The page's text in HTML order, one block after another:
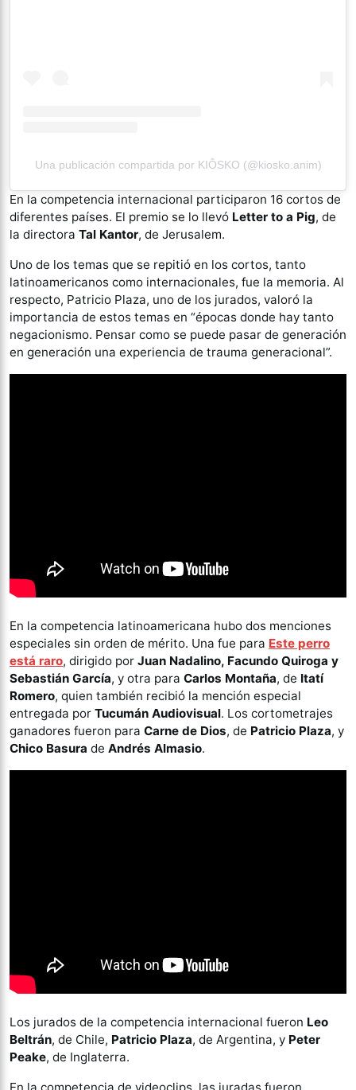
Una publicación compartida por KIÔSKO (@kiosko.anim)
En la competencia internacional participaron 16 cortos de
diferentes países. El premio se lo llevó Letter to a Pig, de
la directora Tal Kantor, de Jerusalem.
Uno de los temas que se repitió en los cortos, tanto
latinoamericanos como internacionales, fue la memoria. Al
respecto, Patricio Plaza, uno de los jurados, valoró la
importancia de estos temas en “épocas donde hay tanto
negacionismo. Pensar como se puede pasar de generación
en generación una experiencia de trauma generacional”.
En la competencia latinoamericana hubo dos menciones
especiales sin orden de mérito. Una fue para Este perro
está raro, dirigido por Juan Nadalino, Facundo Quiroga y
Sebastián García, y otra para Carlos Montaña, de Itatí
Romero, quien también recibió la mención especial
entregada por Tucumán Audiovisual. Los cortometrajes
ganadores fueron para Carne de Dios, de Patricio Plaza, y
Chico Basura de Andrés Almasio.
Los jurados de la competencia internacional fueron Leo
Beltrán, de Chile, Patricio Plaza, de Argentina, y Peter
Peake, de Inglaterra.